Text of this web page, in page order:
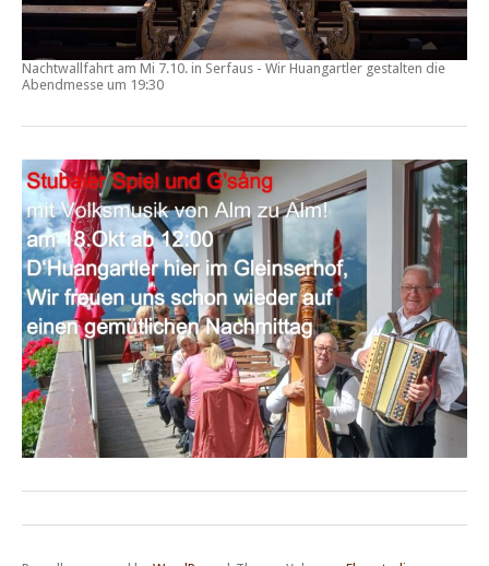
Nachtwallfahrt am Mi 7.10. in Serfaus - Wir Huangartler gestalten die
Abendmesse um 19:30